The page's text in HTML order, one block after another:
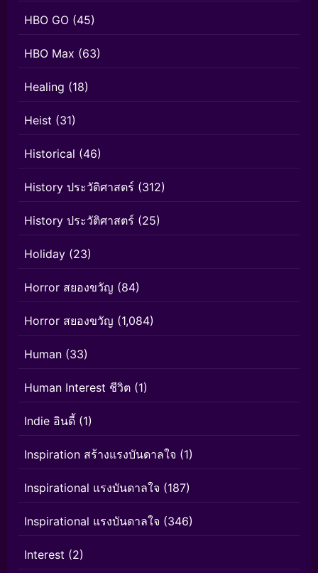
HBO GO (45)
HBO Max (63)
Healing (18)
Heist (31)
Historical (46)
History ประวัติศาสตร์ (312)
History ประวัติศาสตร์ (25)
Holiday (23)
Horror สยองขวัญ (84)
Horror สยองขวัญ (1,084)
Human (33)
Human Interest ชีวิต (1)
Indie อินดี้ (1)
Inspiration สร้างแรงบันดาลใจ (1)
Inspirational แรงบันดาลใจ (187)
Inspirational แรงบันดาลใจ (346)
Interest (2)